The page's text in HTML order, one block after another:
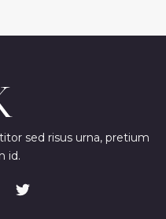
sed risus urna, pretium
id.